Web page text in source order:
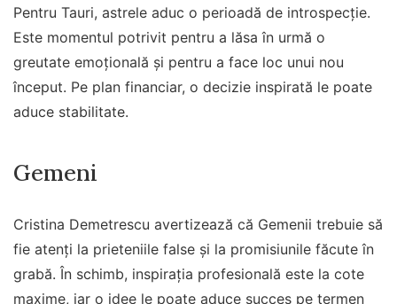
Pentru Tauri, astrele aduc o perioadă de introspecție.
Este momentul potrivit pentru a lăsa în urmă o
greutate emoțională și pentru a face loc unui nou
început. Pe plan financiar, o decizie inspirată le poate
aduce stabilitate.
Gemeni
Cristina Demetrescu avertizează că Gemenii trebuie să
fie atenți la prieteniile false și la promisiunile făcute în
grabă. În schimb, inspirația profesională este la cote
maxime, iar o idee le poate aduce succes pe termen